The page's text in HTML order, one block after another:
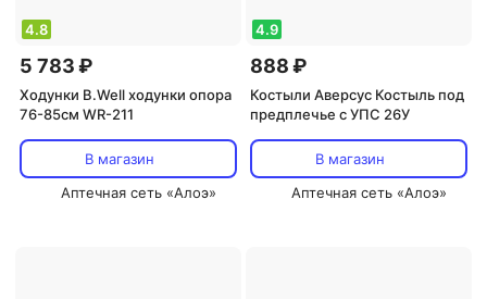
4.8
5 783 ₽
Ходунки B.Well ходунки опора
76-85см WR-211
В магазин
Аптечная сеть «Алоэ»
4.9
888 ₽
Костыли Аверсус Костыль под
предплечье с УПС 26У
В магазин
Аптечная сеть «Алоэ»